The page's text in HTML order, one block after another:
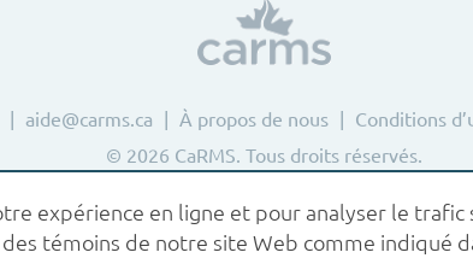
aide@carms.ca À propos de nous Conditions
© 2026 CaRMS. Tous droits réservés.
expérience en ligne et pour analyser le trafic
témoins de notre site Web comme indiqué